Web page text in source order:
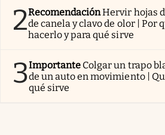
2RecomendaciónHervir hojas
de canela y clavo de olor | Por
hacerlo y para qué sirve
3Importante Colgar un trapo
de un auto en movimiento |
qué sirve